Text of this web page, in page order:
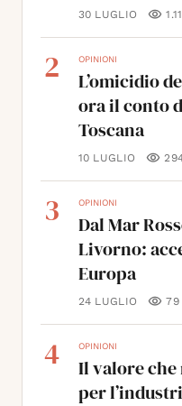
30 LUGLIO
2 OPINIONI
L’omicidio
ora il conto
Toscana
10 LUGLIO
3 OPINIONI
Dal Mar
Livorno:
Europa
24 LUGLIO 79
4 OPINIONI
Il valore che
per